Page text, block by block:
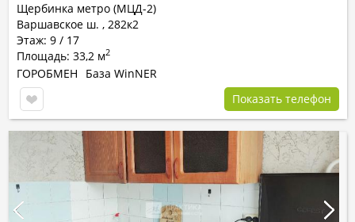
Щербинка метро (МЦД-2)
Варшавское ш. , 282к2
Этаж: 9 / 17
Площадь: 33,2 м2
ГОРОБМЕН
База WinNER
Показать телефон